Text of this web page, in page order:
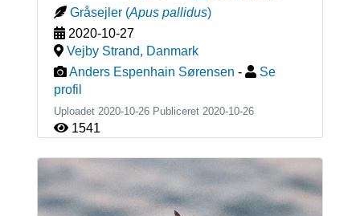
Gråsejler (Apus pallidus)
2020-10-27
Vejby Strand, Danmark
Anders Espenhain Sørensen -
Se
profil
Uploadet 2020-10-26 Publiceret 2020-10-26
1541